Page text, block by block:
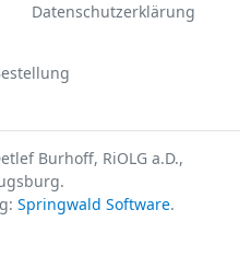
Datenschutzerklärung
Burhoff, RiOLG a.D.,
Springwald Software.